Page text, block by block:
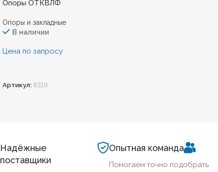
Опоры ОТКВЛФ
Опоры и закладные
В наличии
Цена по запросу
Артикул:8319
Надёжные
поставщики
Опытная команда
Помогаем точно подобрать